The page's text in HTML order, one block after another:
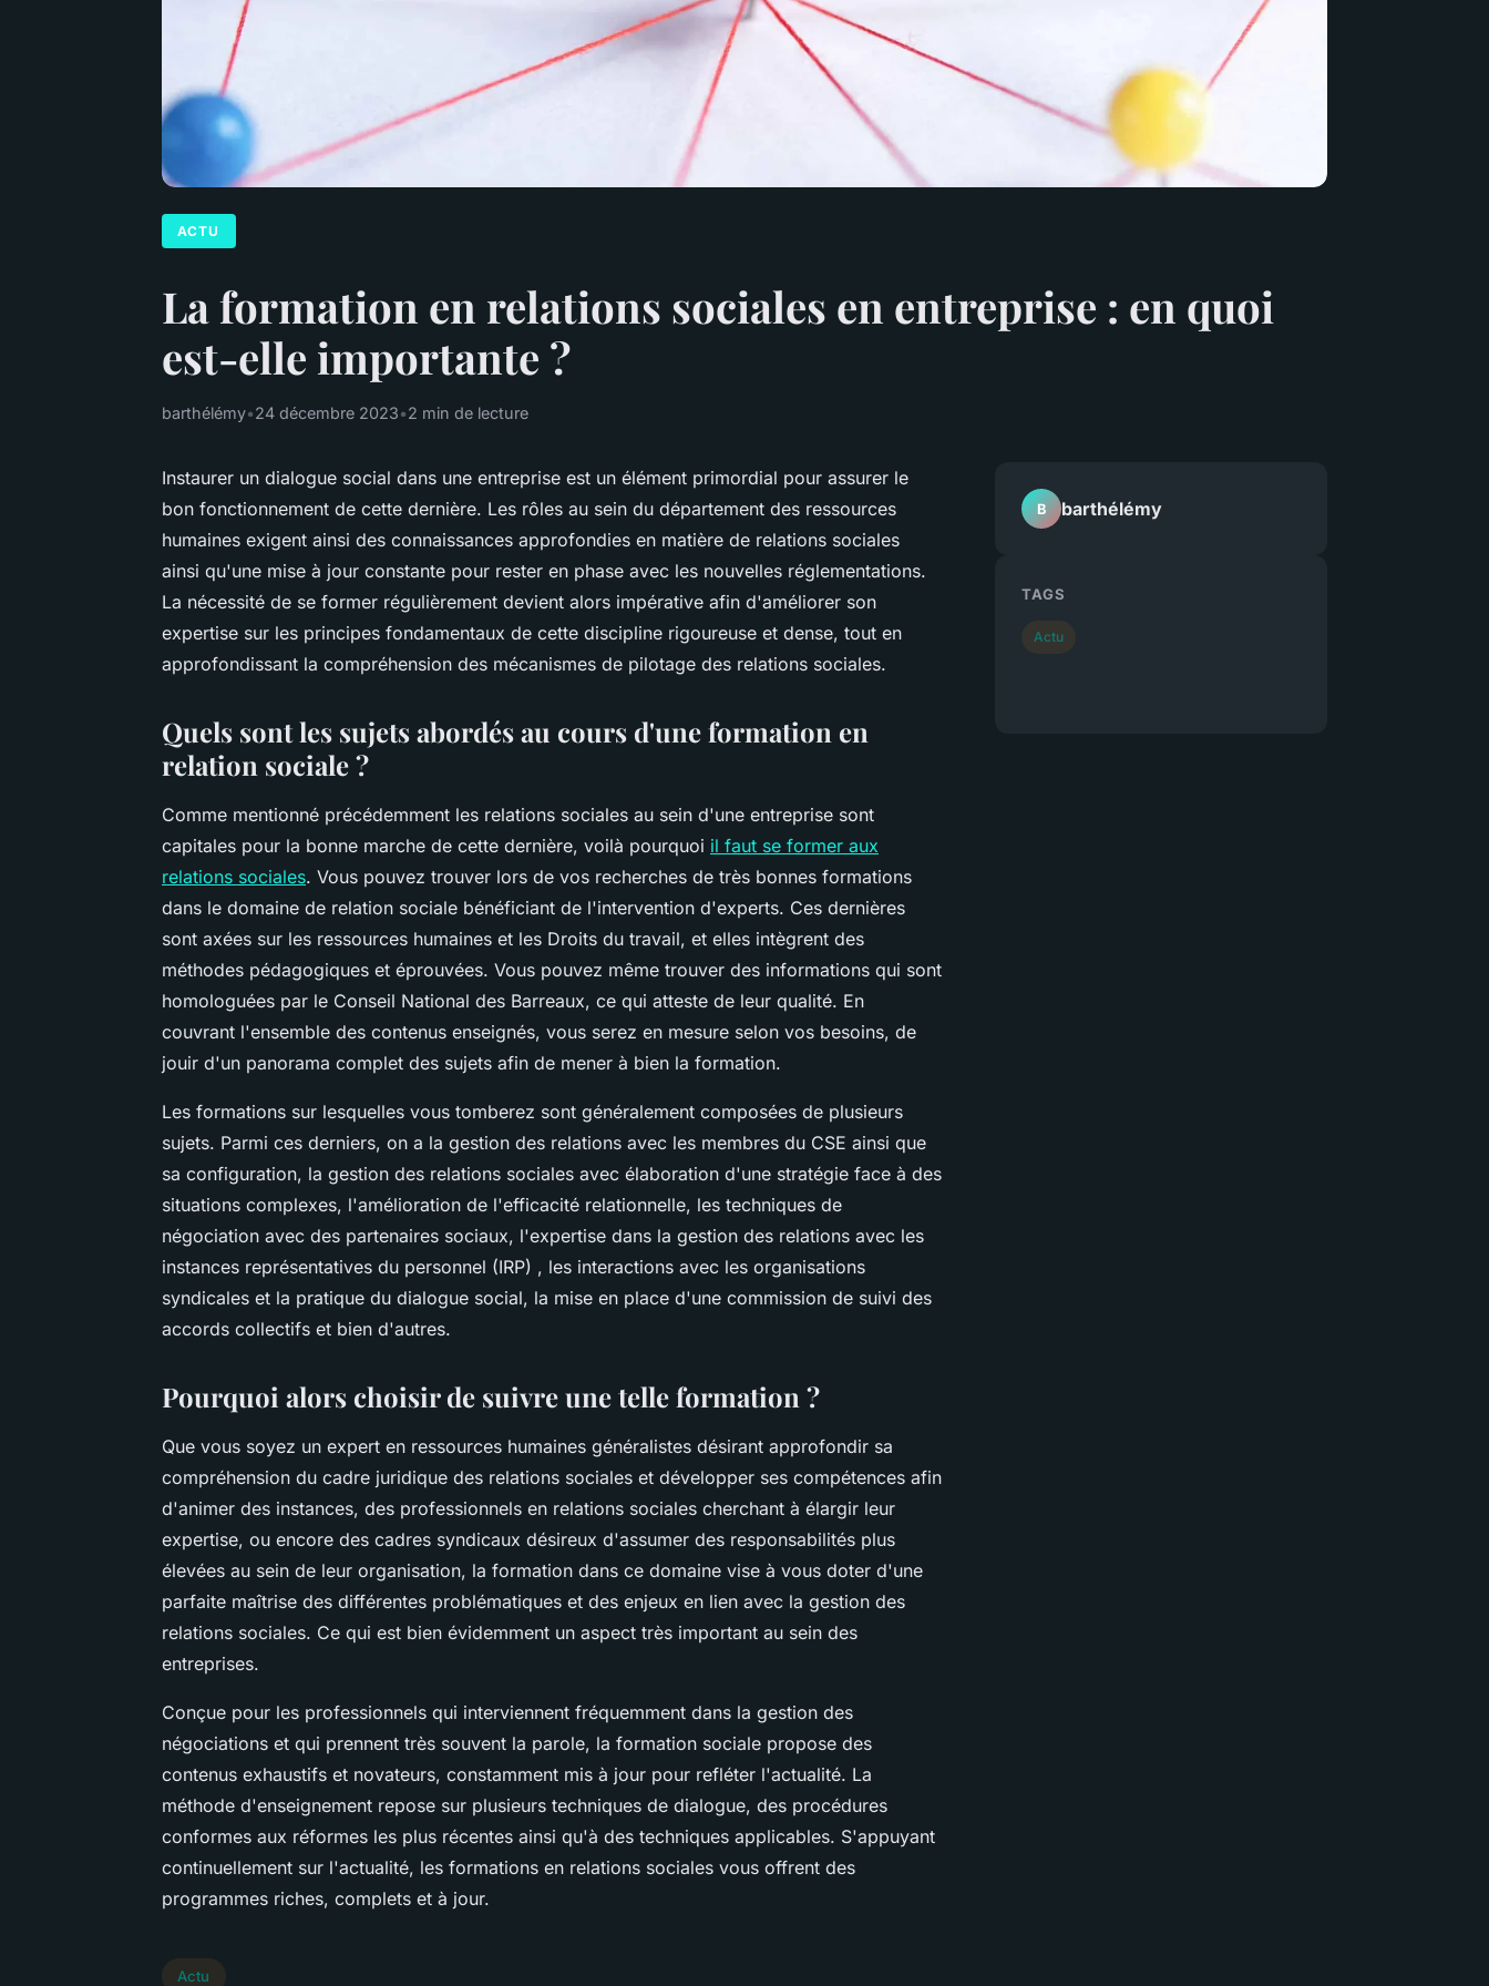
ACTU
La formation en relations sociales en entreprise : en quoi
est-elle importante ?
barthélémy•24 décembre 2023•2 min de lecture
Instaurer un dialogue social dans une entreprise est un élément primordial pour assurer le
bon fonctionnement de cette dernière. Les rôles au sein du département des ressources
humaines exigent ainsi des connaissances approfondies en matière de relations sociales
ainsi qu'une mise à jour constante pour rester en phase avec les nouvelles réglementations.
La nécessité de se former régulièrement devient alors impérative afin d'améliorer son
expertise sur les principes fondamentaux de cette discipline rigoureuse et dense, tout en
approfondissant la compréhension des mécanismes de pilotage des relations sociales.
Quels sont les sujets abordés au cours d'une formation en
relation sociale ?
Comme mentionné précédemment les relations sociales au sein d'une entreprise sont
capitales pour la bonne marche de cette dernière, voilà pourquoi il faut se former aux
relations sociales. Vous pouvez trouver lors de vos recherches de très bonnes formations
dans le domaine de relation sociale bénéficiant de l'intervention d'experts. Ces dernières
sont axées sur les ressources humaines et les Droits du travail, et elles intègrent des
méthodes pédagogiques et éprouvées. Vous pouvez même trouver des informations qui sont
homologuées par le Conseil National des Barreaux, ce qui atteste de leur qualité. En
couvrant l'ensemble des contenus enseignés, vous serez en mesure selon vos besoins, de
jouir d'un panorama complet des sujets afin de mener à bien la formation.
Les formations sur lesquelles vous tomberez sont généralement composées de plusieurs
sujets. Parmi ces derniers, on a la gestion des relations avec les membres du CSE ainsi que
sa configuration, la gestion des relations sociales avec élaboration d'une stratégie face à des
situations complexes, l'amélioration de l'efficacité relationnelle, les techniques de
négociation avec des partenaires sociaux, l'expertise dans la gestion des relations avec les
instances représentatives du personnel (IRP) , les interactions avec les organisations
syndicales et la pratique du dialogue social, la mise en place d'une commission de suivi des
accords collectifs et bien d'autres.
Pourquoi alors choisir de suivre une telle formation ?
Que vous soyez un expert en ressources humaines généralistes désirant approfondir sa
compréhension du cadre juridique des relations sociales et développer ses compétences afin
d'animer des instances, des professionnels en relations sociales cherchant à élargir leur
expertise, ou encore des cadres syndicaux désireux d'assumer des responsabilités plus
élevées au sein de leur organisation, la formation dans ce domaine vise à vous doter d'une
parfaite maîtrise des différentes problématiques et des enjeux en lien avec la gestion des
relations sociales. Ce qui est bien évidemment un aspect très important au sein des
entreprises.
Conçue pour les professionnels qui interviennent fréquemment dans la gestion des
négociations et qui prennent très souvent la parole, la formation sociale propose des
contenus exhaustifs et novateurs, constamment mis à jour pour refléter l'actualité. La
méthode d'enseignement repose sur plusieurs techniques de dialogue, des procédures
conformes aux réformes les plus récentes ainsi qu'à des techniques applicables. S'appuyant
continuellement sur l'actualité, les formations en relations sociales vous offrent des
programmes riches, complets et à jour.
Actu
B barthélémy
TAGS
Actu